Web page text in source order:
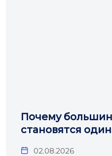
Почему
становятся
02.08.2026